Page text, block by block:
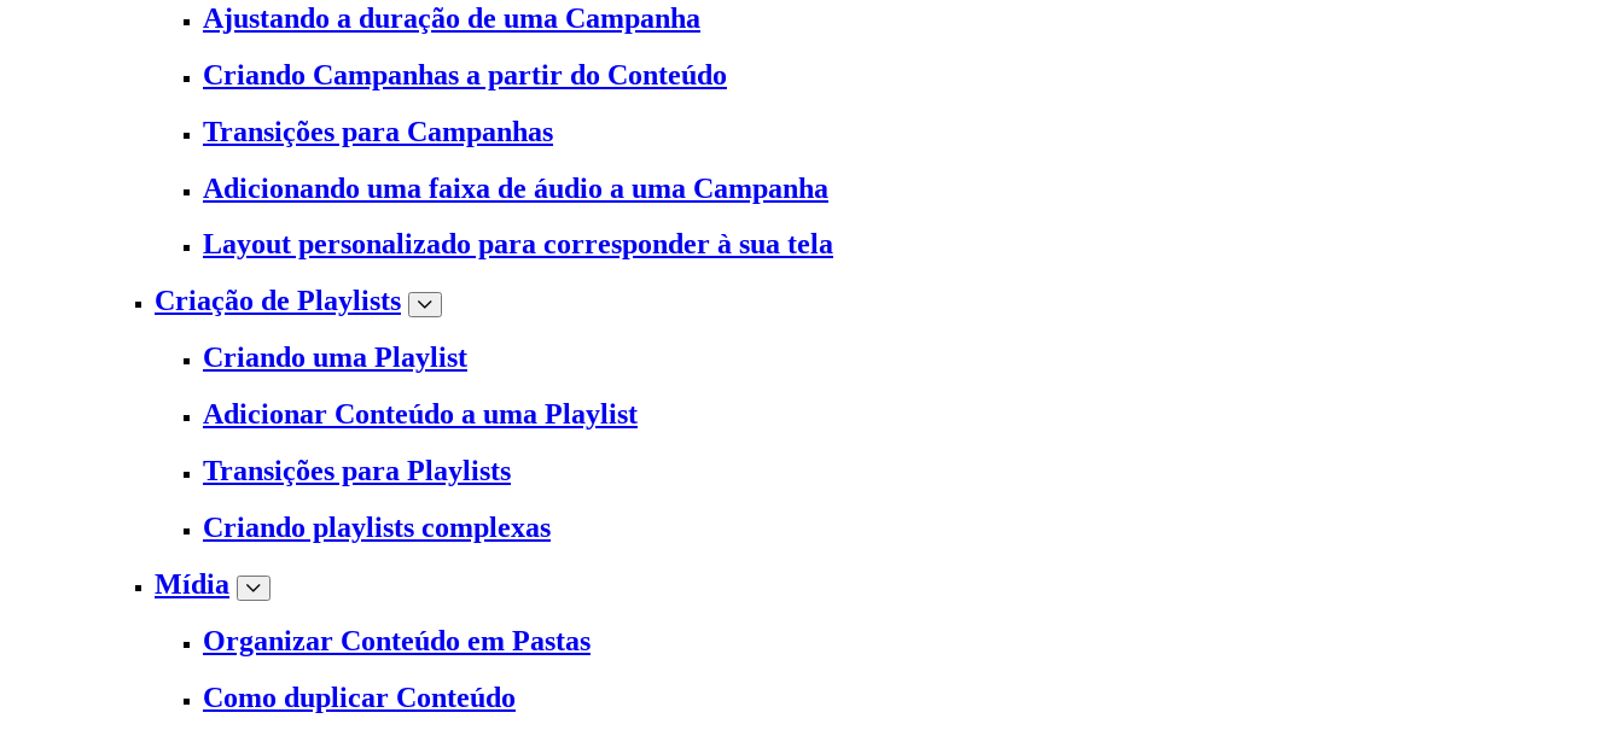
Ajustando a duração de uma Campanha
Criando Campanhas a partir do Conteúdo
Transições para Campanhas
Adicionando uma faixa de áudio a uma Campanha
Layout personalizado para corresponder à sua tela
Criação de Playlists
Criando uma Playlist
Adicionar Conteúdo a uma Playlist
Transições para Playlists
Criando playlists complexas
Mídia
Organizar Conteúdo em Pastas
Como duplicar Conteúdo